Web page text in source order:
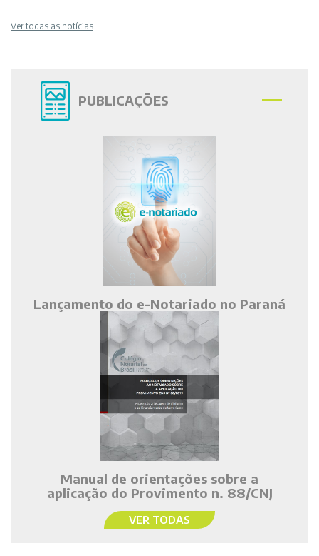
Ver todas as notícias
PUBLICAÇÕES
Lançamento do e-Notariado no Paraná
Manual de orientações sobre a
aplicação do Provimento n. 88/CNJ
VER TODAS